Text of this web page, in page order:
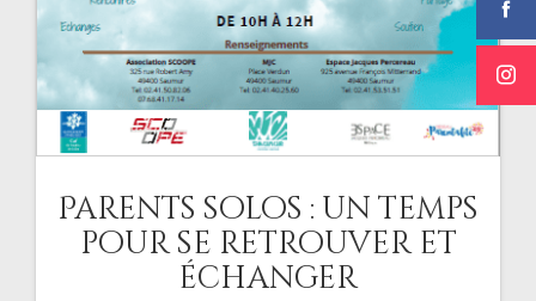
Parents solos : un temps
pour se retrouver et
échanger